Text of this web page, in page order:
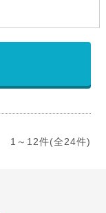
1～12件(全24件)